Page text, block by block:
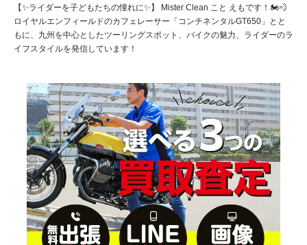
【✨ライダーを子どもたちの憧れに✨】 Mister Clean こと えもです！🏍️💨
ロイヤルエンフィールドのカフェレーサー「コンチネンタルGT650」とと
もに、九州を中心としたツーリングスポット、バイクの魅力、ライダーのラ
イフスタイルを発信しています！